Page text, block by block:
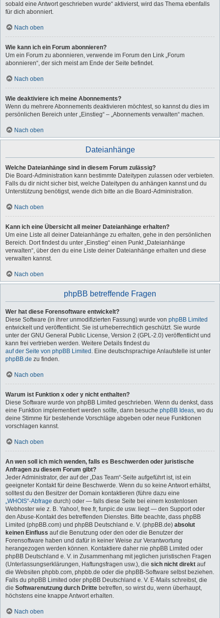
sobald eine Antwort geschrieben wurde“ aktivierst, wird das Thema ebenfalls
für dich abonniert.
Nach oben
Wie kann ich ein Forum abonnieren?
Um ein Forum zu abonnieren, verwende im Forum den Link „Forum
abonnieren“, der sich meist am Ende der Seite befindet.
Nach oben
Wie deaktiviere ich meine Abonnements?
Wenn du mehrere Abonnements deaktivieren möchtest, so kannst du dies im
persönlichen Bereich unter „Einstieg“ – „Abonnements verwalten“ machen.
Nach oben
Dateianhänge
Welche Dateianhänge sind in diesem Forum zulässig?
Die Board-Administration kann bestimmte Dateitypen zulassen oder verbieten.
Falls du dir nicht sicher bist, welche Dateitypen du anhängen kannst und du
Unterstützung benötigst, wende dich bitte an die Board-Administration.
Nach oben
Kann ich eine Übersicht all meiner Dateianhänge erhalten?
Um eine Liste all deiner Dateianhänge zu erhalten, gehe in den persönlichen
Bereich. Dort findest du unter „Einstieg“ einen Punkt „Dateianhänge
verwalten“, über den du eine Liste deiner Dateianhänge erhalten und diese
verwalten kannst.
Nach oben
phpBB betreffende Fragen
Wer hat diese Forensoftware entwickelt?
Diese Software (in ihrer unmodifizierten Fassung) wurde von phpBB Limited
entwickelt und veröffentlicht. Sie ist urheberrechtlich geschützt. Sie wurde
unter der GNU General Public License, Version 2 (GPL-2.0) veröffentlicht und
kann frei vertrieben werden. Weitere Details findest du
auf der Seite von phpBB Limited . Eine deutschsprachige Anlaufstelle ist unter
phpBB.de zu finden.
Nach oben
Warum ist Funktion x oder y nicht enthalten?
Diese Software wurde von phpBB Limited geschrieben. Wenn du denkst, dass
eine Funktion implementiert werden sollte, dann besuche phpBB Ideas, wo du
deine Stimme für bestehende Vorschläge abgeben oder neue Funktionen
vorschlagen kannst.
Nach oben
An wen soll ich mich wenden, falls es Beschwerden oder juristische
Anfragen zu diesem Forum gibt?
Jeder Administrator, der auf der „Das Team“-Seite aufgeführt ist, ist ein
geeigneter Kontakt für deine Beschwerde. Wenn du so keine Antwort erhältst,
solltest du den Besitzer der Domain kontaktieren (führe dazu eine
„WHOIS“-Abfrage durch) oder — falls diese Seite bei einem kostenlosen
Webhoster wie z. B. Yahoo!, free.fr, funpic.de usw. liegt — den Support oder
den Abuse-Kontakt des betreffenden Dienstes. Bitte beachte, dass phpBB
Limited (phpBB.com) und phpBB Deutschland e. V. (phpBB.de) absolut
keinen Einfluss auf die Benutzung oder den oder die Benutzer der
Forensoftware haben und dafür in keiner Weise zur Verantwortung
herangezogen werden können. Kontaktiere daher nie phpBB Limited oder
phpBB Deutschland e. V. in Zusammenhang mit jeglichen juristischen Fragen
(Unterlassungserklärungen, Haftungsfragen usw.), die sich nicht direkt auf
die Websiten phpbb.com, phpbb.de oder die phpBB-Software selbst beziehen.
Falls du phpBB Limited oder phpBB Deutschland e. V. E-Mails schreibst, die
die Softwarenutzung durch Dritte betreffen, so wirst du, wenn überhaupt,
höchstens eine knappe Antwort erhalten.
Nach oben